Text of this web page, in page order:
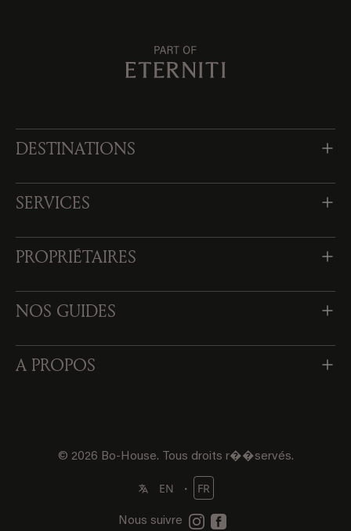
DESTINATIONS
SERVICES
PROPRIÉTAIRES
NOS GUIDES
A PROPOS
© 2026 Bo-House. Tous droits r��servés.
EN ・ FR
Nous suivre